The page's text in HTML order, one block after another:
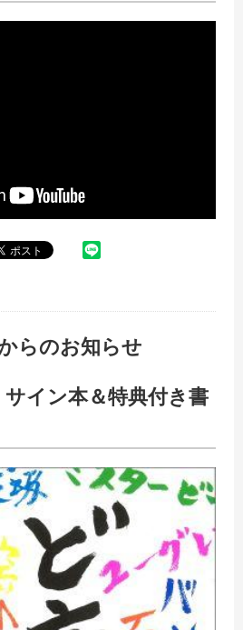
らのお知らせ
サイン本＆特典付き書